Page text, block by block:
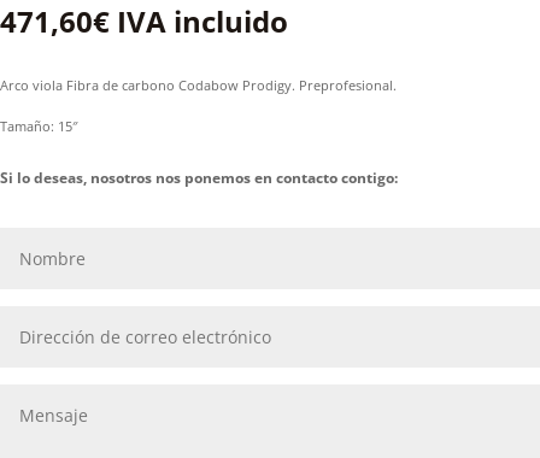
471,60€ IVA incluido
Arco viola Fibra de carbono Codabow Prodigy. Preprofesional.
Tamaño: 15″
Si lo deseas, nosotros nos ponemos en contacto contigo: